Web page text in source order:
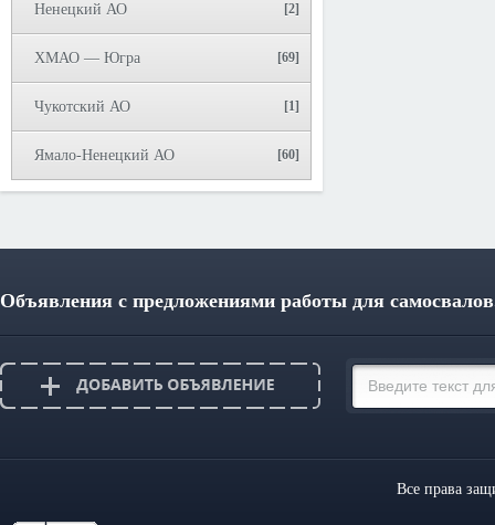
Ненецкий АО [2]
ХМАО — Югра [69]
Чукотский АО [1]
Ямало-Ненецкий АО [60]
Объявления с предложениями работы для
Все права